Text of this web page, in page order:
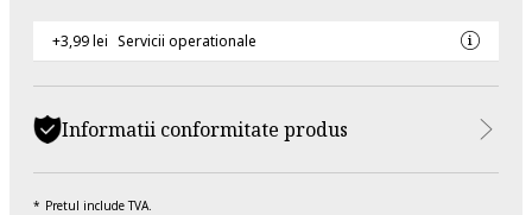
+3,99 lei Servicii operationale
Informatii conformitate produs
Pretul include TVA.